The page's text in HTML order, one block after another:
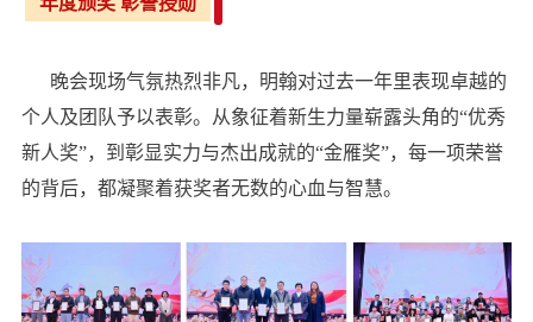
晚会现场气氛热烈非凡，明翰对过去一年里表现卓越的
个人及团队予以表彰。从象征着新生力量崭露头角的“优秀
新人奖”，到彰显实力与杰出成就的“金雁奖”，每一项荣誉
的背后，都凝聚着获奖者无数的心血与智慧。